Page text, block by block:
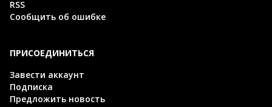
RSS
Сообщить об ошибке
ПРИСОЕДИНИТЬСЯ
Завести аккаунт
Подписка
Предложить новость